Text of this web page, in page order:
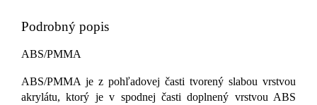
Podrobný popis
ABS/PMMA
ABS/PMMA je z pohľadovej časti tvorený slabou vrstvou
akrylátu, ktorý je v spodnej časti doplnený vrstvou ABS